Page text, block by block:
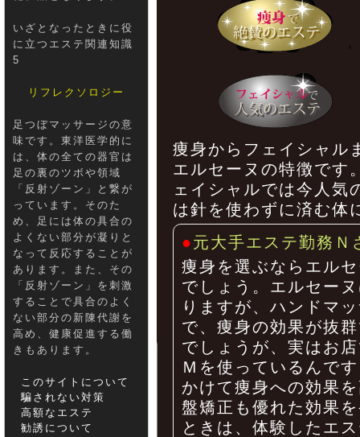
いざとなったときに役
に立つエステ関連知識
5
リフレクソロジー
足つぼマッサージの意
味です。東洋医学的に
は、体の全ての器官は
足の裏のツボや領域
「反射ゾーン」と繋が
っています。そのた
め、足には体の具合の
よくない部分が凝りと
なって反応することが
あります。また、その
「反射ゾーン」を刺激
することで具合のよく
ない部分の新陳代謝を
高め、健康促進する働
きもあります。
このサイトについて
騙されない対策
高額なエステ
勧誘について
痩身からフェイシャル
エルセーヌの特徴です
ェイシャルでは今人気
は針を使わずに済む体
●元大手エステ勤務Ｎ
痩身を選ぶならエル
でしょう。エルセー
りますが、ハンドマ
で、痩身の効果が抜
でしょうが、実はお
Ｍを使っているんで
かけて痩身への効果
盤矯正も優れた効果
ときは、体験したエ